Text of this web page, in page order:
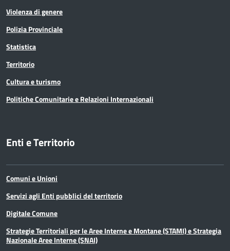
Violenza di genere
Polizia Provinciale
Statistica
Territorio
Cultura e turismo
Politiche Comunitarie e Relazioni Internazionali
Enti e Territorio
Comuni e Unioni
Servizi agli Enti pubblici del territorio
Digitale Comune
Strategie Territoriali per le Aree Interne e Montane (STAMI) e Strategia
Nazionale Aree Interne (SNAI)